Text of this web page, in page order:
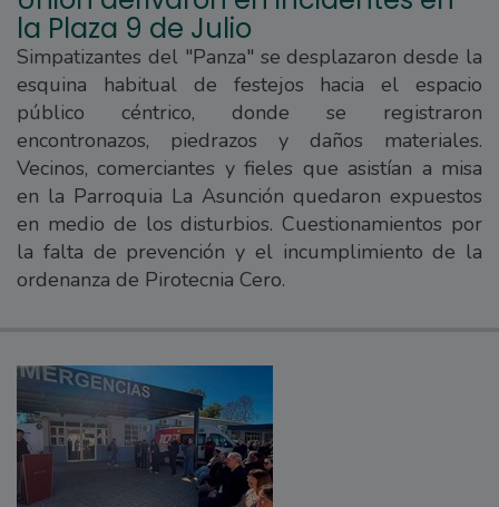
la Plaza 9 de Julio
Simpatizantes del "Panza" se desplazaron desde la
esquina habitual de festejos hacia el espacio
público céntrico, donde se registraron
encontronazos, piedrazos y daños materiales.
Vecinos, comerciantes y fieles que asistían a misa
en la Parroquia La Asunción quedaron expuestos
en medio de los disturbios. Cuestionamientos por
la falta de prevención y el incumplimiento de la
ordenanza de Pirotecnia Cero.